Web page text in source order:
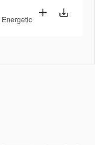
Energetic